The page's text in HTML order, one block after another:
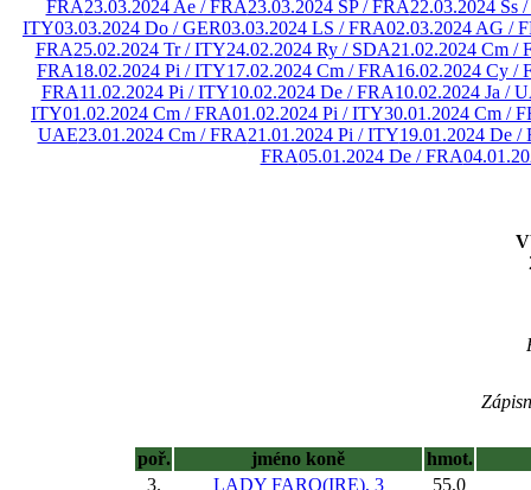
FRA23.03.2024 Ae / FRA23.03.2024 SP / FRA22.03.2024 Ss
ITY03.03.2024 Do / GER03.03.2024 LS / FRA02.03.2024 AG /
FRA25.02.2024 Tr / ITY24.02.2024 Ry / SDA21.02.2024 Cm /
FRA18.02.2024 Pi / ITY17.02.2024 Cm / FRA16.02.2024 Cy /
FRA11.02.2024 Pi / ITY10.02.2024 De / FRA10.02.2024 Ja /
ITY01.02.2024 Cm / FRA01.02.2024 Pi / ITY30.01.2024 Cm /
UAE23.01.2024 Cm / FRA21.01.2024 Pi / ITY19.01.2024 De /
FRA05.01.2024 De / FRA
poř. jméno koně
hmot.
3.
LADY FARO(IRE), 3
55,0